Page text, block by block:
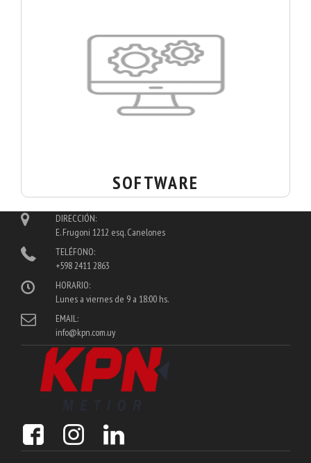
SOFTWARE
DIRECCIÓN:
E. Frugoni 1212 esq. Canelones
TELÉFONO:
+598 2411 2863
HORARIO:
Lunes a viernes de 9 a 18:00 hs.
EMAIL:
info@kpn.com.uy